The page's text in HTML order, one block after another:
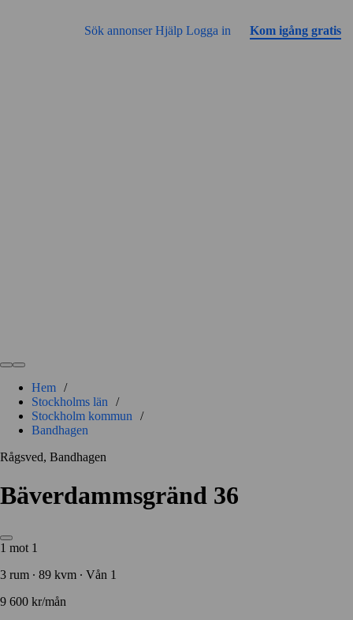
Sök annonserHjälp Logga in Kom igång gratis
Hem /
Stockholms län
/
Stockholm kommun
/
Bandhagen
Rågsved, Bandhagen
Bäverdammsgränd 36
1 mot 1
3 rum ∙ 89 kvm ∙ Vån 1
9 600 kr/mån